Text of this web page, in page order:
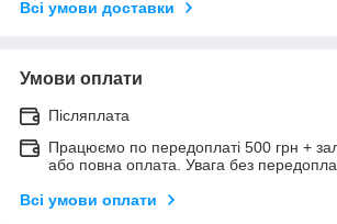
Всі умови доставки
Умови оплати
Післяплата
Працюємо по передоплаті 500 грн +
або повна оплата. Увага без
Всі умови оплати